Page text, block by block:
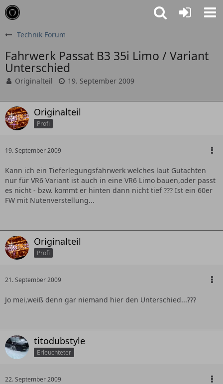
Technik Forum
Fahrwerk Passat B3 35i Limo / Variant
Unterschied
Originalteil 19. September 2009
Originalteil
Profi
19. September 2009
Kann ich ein Tieferlegungsfahrwerk welches laut Gutachten
nur für VR6 Variant ist auch in eine VR6 Limo bauen,oder passt
es nicht - bzw. kommt er hinten dann nicht tief ??? Ist ein 60er
FW mit Nutenverstellung...
Originalteil
Profi
21. September 2009
Jo mei,weiß denn gar niemand hier den Unterschied...???
titodubstyle
Erleuchteter
22. September 2009